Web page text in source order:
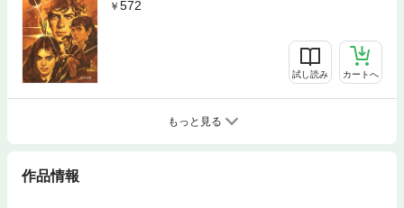
572
試し読み カートへ
もっと見る
作品情報